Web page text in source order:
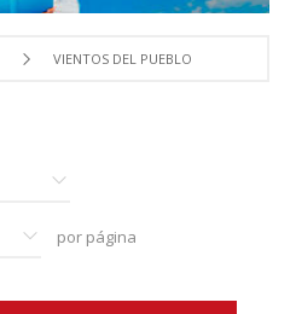
VIENTOS DEL PUEBLO
por página